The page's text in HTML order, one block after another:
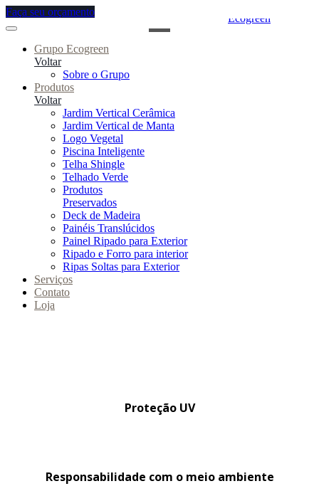
Faça seu orçamento
Ecogreen
Grupo Ecogreen
Voltar
Sobre o Grupo
Produtos
Voltar
Jardim Vertical Cerâmica
Jardim Vertical de Manta
Logo Vegetal
Piscina Inteligente
Telha Shingle
Telhado Verde
Produtos
Preservados
Deck de Madeira
Painéis Translúcidos
Painel Ripado para Exterior
Ripado e Forro para interior
Ripas Soltas para Exterior
Serviços
Contato
Loja
Proteção UV
Responsabilidade com o meio ambiente